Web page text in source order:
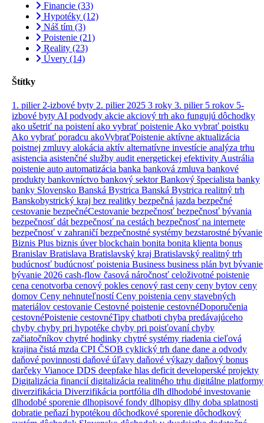
Financie (33)
Hypotéky (12)
Náš tím (3)
Poistenie (21)
Reality (23)
Úvery (14)
Štítky
1. pilier 2-izbové byty 2. pilier 2025 3 roky 3. pilier 5 rokov 5-
izbové byty AI podvody akcie akciový trh ako fungujú dôchodky
ako ušetriť na poisteníako vybrať poistenie Ako vybrať poistku
Ako vybrať poradcu akoVybraťPoistenie aktívne aktualizácia
poistnej zmluvy alokácia aktív alternatívne investície analýza trhu
asistencia asistenčné služby audit energetickej efektivity Austrália
poistenie auto automatizácia banka banková zmluva bankové
produkty bankovníctvo bankový sektorBankový špecialista banky
banky Slovensko Banská Bystrica Banská Bystrica realitný trh
Banskobystrický kraj bez realitky bezpečná jazda bezpečné
cestovanie bezpečnéCestovanie bezpečnosť bezpečnosť bývania
bezpečnosť dát bezpečnosť na cestách bezpečnosť na internete
bezpečnosť v zahraničíbezpečnostné systémy bezstarostné bývanie
Biznis Plus biznis úverblockchain bonita bonita klienta bonus
Branislav Bratislava Bratislavský kraj Bratislavský realitný trh
budúcnosť budúcnosť poistenia Business business plán byt bývanie
bývanie 2026 cash-flow časová náročnosť celoživotné poistenie
cena cenotvorba cenový pokles cenový rast ceny ceny bytov ceny
domov Ceny nehnuteľnostíCeny poistenia ceny stavebných
materiálov cestovanie Cestovné poistenie cestovnéDoporučenia
cestovnéPoistenie cestovnéTipy chatboti chyba predávajúceho
chyby chyby pri hypotéke chyby pri poisťovaníchyby
začiatočníkov chytré hodinky chytré systémy riadenia cieľová
krajina čistá mzda CPI ČSOB cyklický trh dane dane a odvody
daňové povinnosti daňové úľavy daňové výkazy daňový bonus
darčeky Vianoce DDS deepfake hlas deficit developerské projekty
Digitalizácia financiídigitalizácia realitného trhu digitálne platformy
diverzifikácia Diverzifikácia portfólia dlh dlhodobé investovanie
dlhodobé sporenie dlhopisové fondy dlhopisy dlhy doba splatnosti
dobratie peňazí hypotékou dôchodkové sporenie dôchodkový